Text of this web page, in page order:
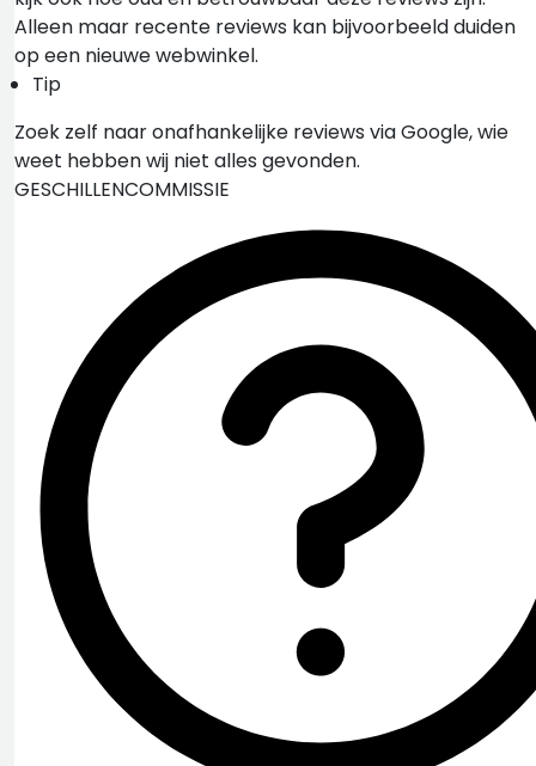
Alleen maar recente reviews kan bijvoorbeeld duiden
op een nieuwe webwinkel.
Tip
Zoek zelf naar onafhankelijke reviews via Google, wie
weet hebben wij niet alles gevonden.
GESCHILLENCOMMISSIE